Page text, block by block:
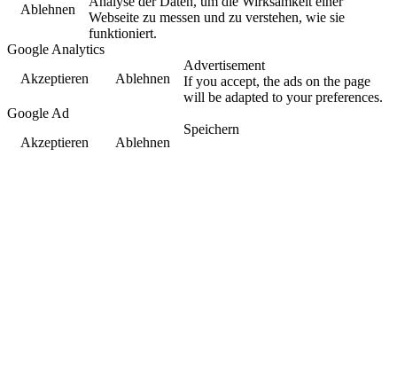
Ablehnen
Webseite zu messen und zu verstehen, wie sie
funktioniert.
Google Analytics
Akzeptieren
Ablehnen
Advertisement
If you accept, the ads on the page
will be adapted to your preferences.
Google Ad
Akzeptieren
Ablehnen
Speichern